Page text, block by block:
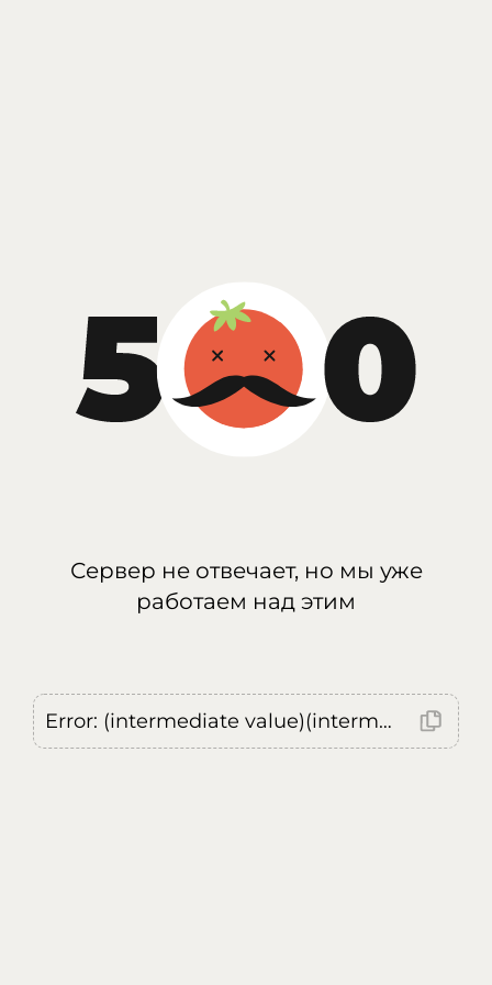
Сервер не отвечает, но мы уже
работаем над этим
Error: (intermediate value)(intermediate value)(intermediate value).replaceAll is not a function